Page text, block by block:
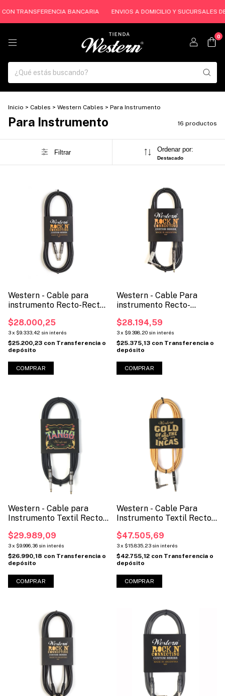
TRANSFERENCIA BANCARIA ENVIOS A DOMICILIO Y SUCURSALES DE
0
Inicio > Cables > Western Cables > Para Instrumento
Para Instrumento 16 productos
Filtrar Ordenar por:
Destacado
Western - Cable para
instrumento Recto-Recto
$28.000,25
3x $9.333,42 sin interés
$25.200,23 con Transferencia o
depósito
COMPRAR
Western - Cable Para
instrumento Recto-
$28.194,59
3x $9.398,20 sin interés
$25.375,13 con Transferencia o
depósito
COMPRAR
Western - Cable para
Instrumento Textil Recto-
$29.989,09
3x $9.996,36 sin interés
$26.990,18 con Transferencia o
depósito
COMPRAR
Western - Cable Para
Instrumento Textil Recto-
$47.505,69
3x $15.835,23 sin interés
$42.755,12 con Transferencia o
depósito
COMPRAR